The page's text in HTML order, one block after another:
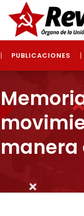
PUBLICACIONES
manera